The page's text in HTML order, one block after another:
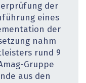
der
eines
der
nahm
rund 9
Gruppe
aus den